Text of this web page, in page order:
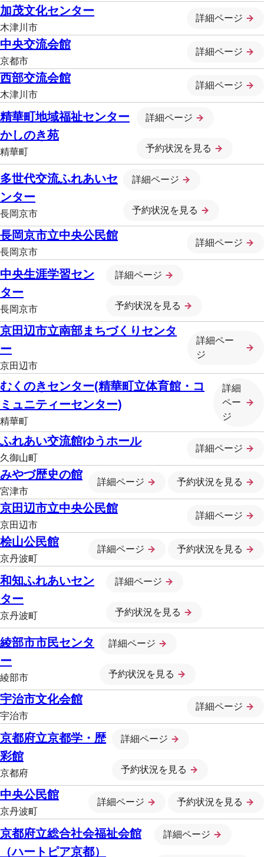
加茂文化センター
木津川市
詳細ページ
中央交流会館
京都市
詳細ページ
西部交流会館
木津川市
詳細ページ
精華町地域福祉センター
かしのき苑
精華町
詳細ページ
予約状況を見る
多世代交流ふれあいセ
ンター
長岡京市
詳細ページ
予約状況を見る
長岡京市立中央公民館
長岡京市
詳細ページ
中央生涯学習セン
ター
長岡京市
詳細ページ
予約状況を見る
京田辺市立南部まちづくりセンタ
ー
京田辺市
詳細ペー
ジ
むくのきセンター(精華町立体育館・コ
ミュニティーセンター)
精華町
詳細
ペー
ジ
ふれあい交流館ゆうホール
久御山町
詳細ページ
みやづ歴史の館
宮津市
詳細ページ 予約状況を見る
京田辺市立中央公民館
京田辺市
詳細ページ
桧山公民館
京丹波町
詳細ページ 予約状況を見る
和知ふれあいセン
ター
京丹波町
詳細ページ
予約状況を見る
綾部市市民センタ
ー
綾部市
詳細ページ
予約状況を見る
宇治市文化会館
宇治市
詳細ページ
京都府立京都学・歴
彩館
京都府
詳細ページ
予約状況を見る
中央公民館
京丹波町
詳細ページ 予約状況を見る
京都府立総合社会福祉会館
（ハートピア京都）
詳細ページ